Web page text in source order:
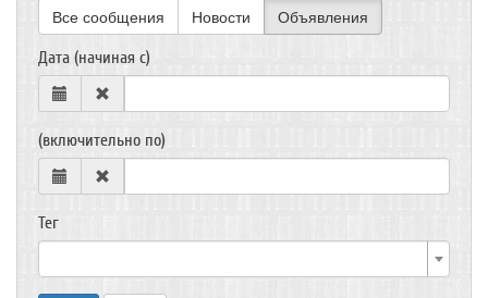
Все сообщения Новости Объявления
Дата (начиная с)
(включительно по)
Тег